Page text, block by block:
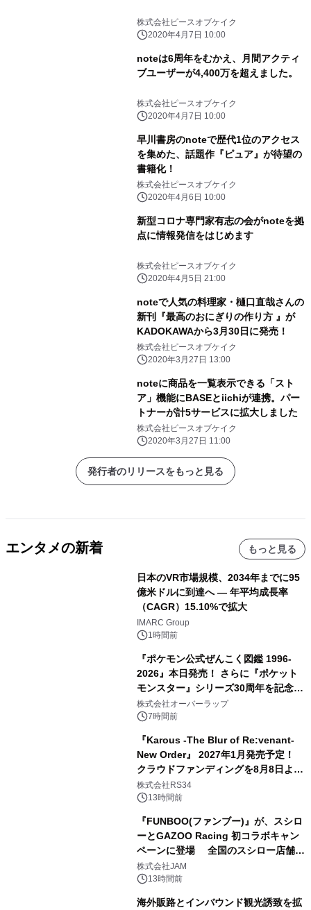
株式会社ピースオブケイク
2020年4月7日 10:00
noteは6周年をむかえ、月間アクティ
ブユーザーが4,400万を超えました。
株式会社ピースオブケイク
2020年4月7日 10:00
早川書房のnoteで歴代1位のアクセス
を集めた、話題作『ピュア』が待望の
書籍化！
株式会社ピースオブケイク
2020年4月6日 10:00
新型コロナ専門家有志の会がnoteを拠
点に情報発信をはじめます
株式会社ピースオブケイク
2020年4月5日 21:00
noteで人気の料理家・樋口直哉さんの
新刊『最高のおにぎりの作り方 』が
KADOKAWAから3月30日に発売！
株式会社ピースオブケイク
2020年3月27日 13:00
noteに商品を一覧表示できる「スト
ア」機能にBASEとiichiが連携。パー
トナーが計5サービスに拡大しました
株式会社ピースオブケイク
2020年3月27日 11:00
発行者のリリースをもっと見る
エンタメの新着 もっと見る
日本のVR市場規模、2034年までに95
億米ドルに到達へ ― 年平均成長率
（CAGR）15.10%で拡大
IMARC Group
1時間前
『ポケモン公式ぜんこく図鑑 1996-
2026』本日発売！ さらに『ポケット
モンスター』シリーズ30周年を記念し
た画集『ポケットモンスター ビジュア
ルアートブック』の発売決定！ 2026
株式会社オーバーラップ
7時間前
『Karous -The Blur of Re:venant-
New Order』 2027年1月発売予定！
クラウドファンディングを8月8日より
開始
株式会社RS34
13時間前
『FUNBOO(ファンブー)』が、スシロ
ーとGAZOO Racing 初コラボキャン
ペーンに登場 全国のスシロー店舗で
GR 4車種の FUNBOO(ミニカー)付き
メニューが展開されます
株式会社JAM
13時間前
海外販路とインバウンド観光誘致を拡